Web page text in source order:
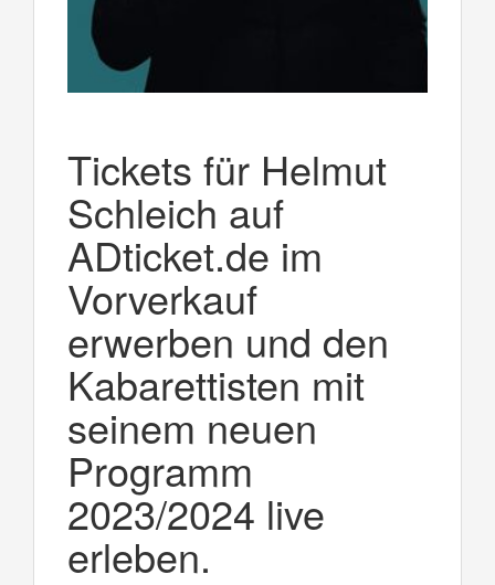
Tickets für Helmut
Schleich auf
ADticket.de im
Vorverkauf
erwerben und den
Kabarettisten mit
seinem neuen
Programm
2023/2024 live
erleben.